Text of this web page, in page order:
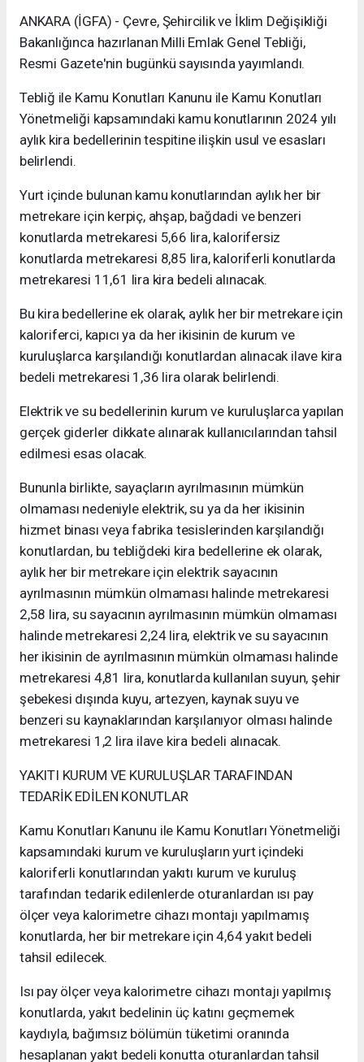
ANKARA (İGFA) - Çevre, Şehircilik ve İklim Değişikliği
Bakanlığınca hazırlanan Milli Emlak Genel Tebliği,
Resmi Gazete'nin bugünkü sayısında yayımlandı.
Tebliğ ile Kamu Konutları Kanunu ile Kamu Konutları
Yönetmeliği kapsamındaki kamu konutlarının 2024 yılı
aylık kira bedellerinin tespitine ilişkin usul ve esasları
belirlendi.
Yurt içinde bulunan kamu konutlarından aylık her bir
metrekare için kerpiç, ahşap, bağdadi ve benzeri
konutlarda metrekaresi 5,66 lira, kalorifersiz
konutlarda metrekaresi 8,85 lira, kaloriferli konutlarda
metrekaresi 11,61 lira kira bedeli alınacak.
Bu kira bedellerine ek olarak, aylık her bir metrekare için
kaloriferci, kapıcı ya da her ikisinin de kurum ve
kuruluşlarca karşılandığı konutlardan alınacak ilave kira
bedeli metrekaresi 1,36 lira olarak belirlendi.
Elektrik ve su bedellerinin kurum ve kuruluşlarca yapılan
gerçek giderler dikkate alınarak kullanıcılarından tahsil
edilmesi esas olacak.
Bununla birlikte, sayaçların ayrılmasının mümkün
olmaması nedeniyle elektrik, su ya da her ikisinin
hizmet binası veya fabrika tesislerinden karşılandığı
konutlardan, bu tebliğdeki kira bedellerine ek olarak,
aylık her bir metrekare için elektrik sayacının
ayrılmasının mümkün olmaması halinde metrekaresi
2,58 lira, su sayacının ayrılmasının mümkün olmaması
halinde metrekaresi 2,24 lira, elektrik ve su sayacının
her ikisinin de ayrılmasının mümkün olmaması halinde
metrekaresi 4,81 lira, konutlarda kullanılan suyun, şehir
şebekesi dışında kuyu, artezyen, kaynak suyu ve
benzeri su kaynaklarından karşılanıyor olması halinde
metrekaresi 1,2 lira ilave kira bedeli alınacak.
YAKITI KURUM VE KURULUŞLAR TARAFINDAN
TEDARİK EDİLEN KONUTLAR
Kamu Konutları Kanunu ile Kamu Konutları Yönetmeliği
kapsamındaki kurum ve kuruluşların yurt içindeki
kaloriferli konutlarından yakıtı kurum ve kuruluş
tarafından tedarik edilenlerde oturanlardan ısı pay
ölçer veya kalorimetre cihazı montajı yapılmamış
konutlarda, her bir metrekare için 4,64 yakıt bedeli
tahsil edilecek.
Isı pay ölçer veya kalorimetre cihazı montajı yapılmış
konutlarda, yakıt bedelinin üç katını geçmemek
kaydıyla, bağımsız bölümün tüketimi oranında
hesaplanan yakıt bedeli konutta oturanlardan tahsil